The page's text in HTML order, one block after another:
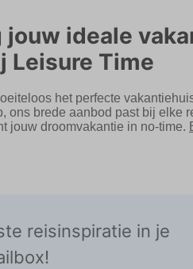
jouw ideale
Leisure Time
het perfecte
ons brede aanbod past bij
jouw droomvakantie in no-time.
reisinspiratie in je